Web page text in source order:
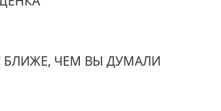
БЛИЖЕ, ЧЕМ ВЫ ДУМАЛИ